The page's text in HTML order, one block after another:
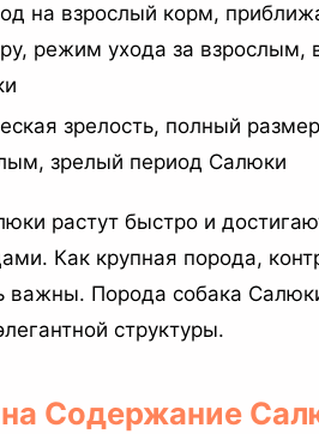
на взрослый корм,
режим ухода за взрослым,
зрелость, полный
зрелый период Салюки
растут быстро и
Как крупная порода,
важны. Порода собака
структуры.
Содержание